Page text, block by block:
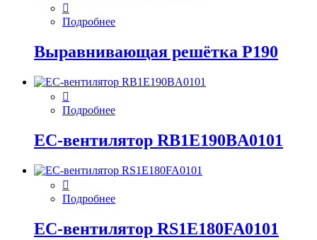
Подробнее
Выравнивающая решётка P190
Подробнее
EC-вентилятор RB1E190BA0101
Подробнее
EC-вентилятор RS1E180FA0101